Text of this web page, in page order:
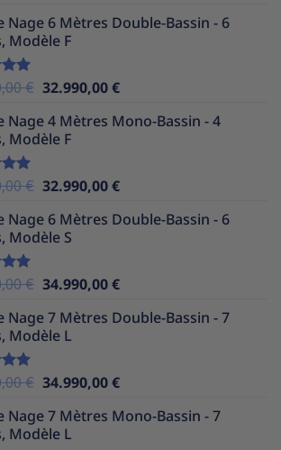
initial
était :
actuel
Nage 6 Mètres Double-Bassin - 6
Modèle F
€ Le
initial
était :
32.990,00€Le
actuel
Nage 4 Mètres Mono-Bassin - 4
Modèle F
€ Le
initial
était :
32.990,00€Le
actuel
Nage 6 Mètres Double-Bassin - 6
Modèle S
€ Le
initial
était :
34.990,00€Le
actuel
Nage 7 Mètres Double-Bassin - 7
Modèle L
€ Le
initial
était :
34.990,00€Le
actuel
Nage 7 Mètres Mono-Bassin - 7
Modèle L